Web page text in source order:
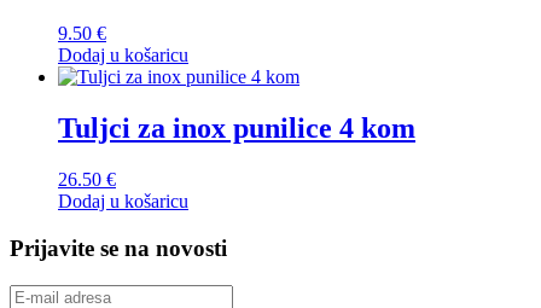
9.50 €
Dodaj u košaricu
Tuljci za inox punilice 4 kom
26.50 €
Dodaj u košaricu
Prijavite se na novosti